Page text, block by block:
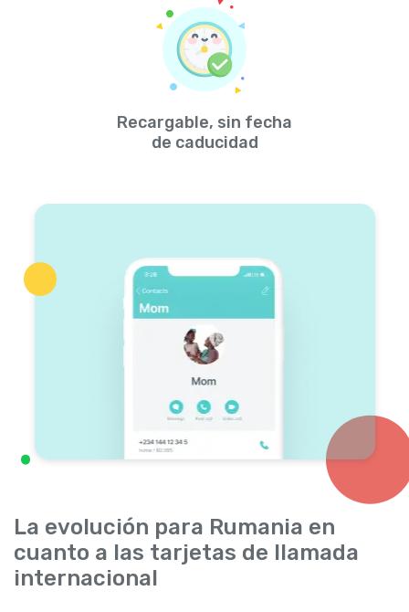
Recargable, sin fecha
de caducidad
La evolución para Rumania en
cuanto a las tarjetas de llamada
internacional